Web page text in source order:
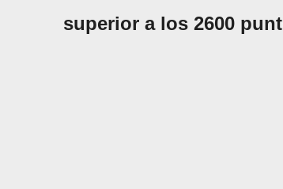
superior a los 2600